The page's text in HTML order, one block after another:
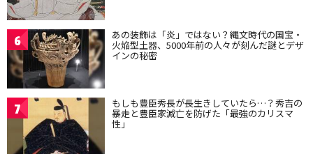
6 あの装飾は「炎」ではない？縄文時代の国宝・
火焔型土器、5000年前の人々が刻んだ謎とデザ
インの秘密
7 もしも豊臣秀長が長生きしていたら…？秀吉の
暴走と豊臣家滅亡を防げた「最強のカリスマ
性」